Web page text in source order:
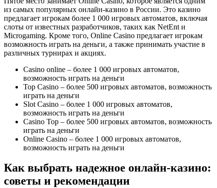
из самых популярных онлайн-казино в России. Это казино
предлагает игрокам более 1 000 игровых автоматов, включая
слоты от известных разработчиков, таких как NetEnt и
Microgaming. Кроме того, Online Casino предлагает игрокам
возможность играть на деньги, а также принимать участие в
различных турнирах и акциях.
Casino online – более 1 000 игровых автоматов,
возможность играть на деньги
Top Casino – более 500 игровых автоматов, возможность
играть на деньги
Slot Casino – более 1 000 игровых автоматов,
возможность играть на деньги
Casino Top – более 500 игровых автоматов, возможность
играть на деньги
Online Casino – более 1 000 игровых автоматов,
возможность играть на деньги
Как выбрать надежное онлайн-казино:
советы и рекомендации